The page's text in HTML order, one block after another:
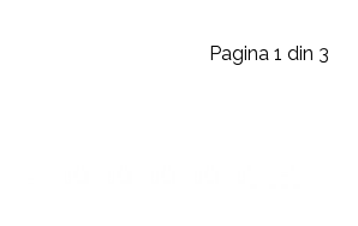
Pagina 1 din 3